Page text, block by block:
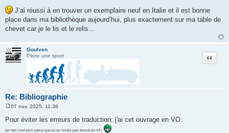
e
s
s
g
J’ai réussi à en trouver un exemplaire neuf en Italie et il est bonne
place dans ma bibliothèque aujourd’hui, plus exactement sur ma table de
chevet car je le lis et le relis…
Goulven
Pilote une sport
Re: Bibliographie
Citation
e
s
s
07 nov. 2025, 11:36
Pour éviter les erreurs de traduction, j'ai cet ouvrage en VO.
(en fait c'est plus parce que je ne l'avais pas trouvé en VF)